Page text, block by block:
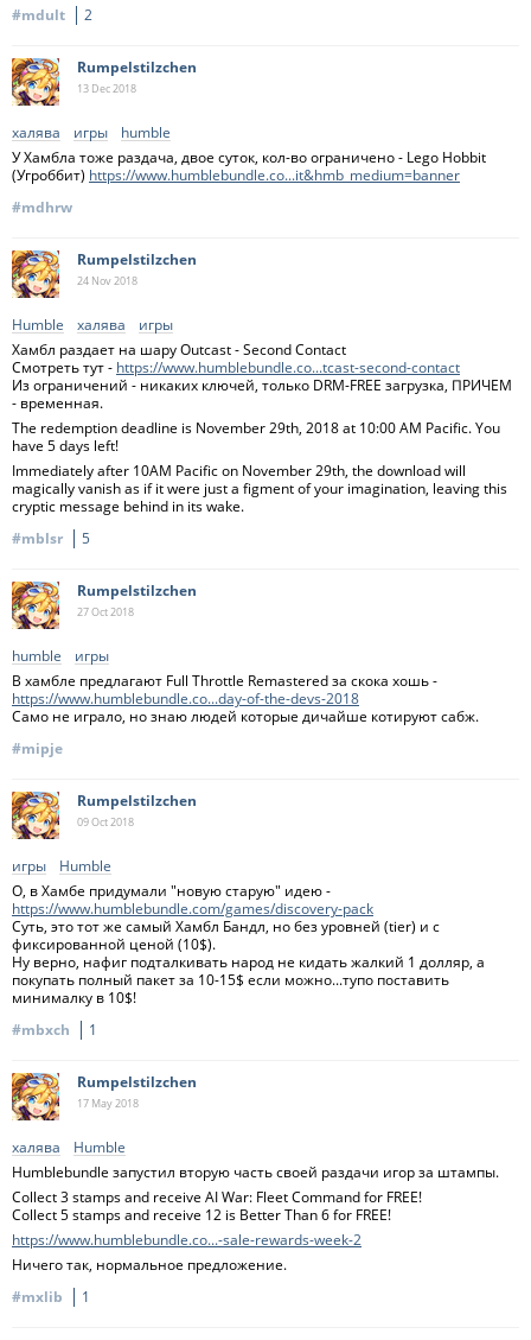
#mdult
2
Rumpelstilzchen
13 Dec2018
халява игры
humble
У Хамбла тоже раздача, двое суток, кол-во ограничено - Lego Hobbit
(Угроббит) https://www.humblebundle.co...it&hmb_medium=banner
#mdhrw
Rumpelstilzchen
24 Nov2018
Humble халява
игры
Хамбл раздает на шару Outcast - Second Contact
Смотреть тут - https://www.humblebundle.co...tcast-second-contact
Из ограничений - никаких ключей, только DRM-FREE загрузка, ПРИЧЕМ
- временная.
The redemption deadline is November 29th, 2018 at 10:00 AM Pacific. You
have 5 days left!
Immediately after 10AM Pacific on November 29th, the download will
magically vanish as if it were just a figment of your imagination, leaving this
cryptic message behind in its wake.
#mblsr
5
Rumpelstilzchen
27 Oct2018
humble
игры
В хамбле предлагают Full Throttle Remastered за скока хошь -
https://www.humblebundle.co...day-of-the-devs-2018
Само не играло, но знаю людей которые дичайше котируют сабж.
#mipje
Rumpelstilzchen
09 Oct2018
игры
Humble
О, в Хамбе придумали "новую старую" идею -
https://www.humblebundle.com/games/discovery-pack
Суть, это тот же самый Хамбл Бандл, но без уровней (tier) и с
фиксированной ценой (10$).
Ну верно, нафиг подталкивать народ не кидать жалкий 1 долляр, а
покупать полный пакет за 10-15$ если можно...тупо поставить
минималку в 10$!
#mbxch
1
Rumpelstilzchen
17 May2018
халява
Humble
Humblebundle запустил вторую часть своей раздачи игор за штампы.
Collect 3 stamps and receive AI War: Fleet Command for FREE!
Collect 5 stamps and receive 12 is Better Than 6 for FREE!
https://www.humblebundle.co...-sale-rewards-week-2
Ничего так, нормальное предложение.
#mxlib
1